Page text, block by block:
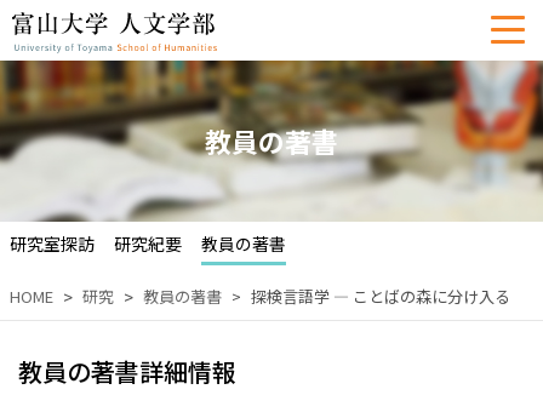
教員の著書
研究室探訪 研究紀要 教員の著書
HOME 研究 教員の著書 探検言語学 ― ことばの森に分け入る
教員の著書詳細情報